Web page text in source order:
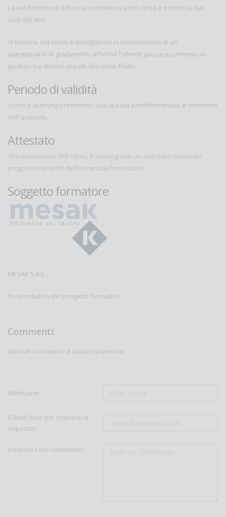
La valutazione di efficacia complessiva del corso è espressa dal
voto del test.
Al termine del corso è obbligatoria la compilazione di un
questionario di gradimento affinché l'utente possa esprimere un
giudizio sui diversi aspetti del corso fruito.
Periodo di validità
I corsi e-learning prevedono una durata predeterminata al momento
dell'acquisto.
Attestato
Alla conclusione del corso, è consegnato un attestato numerato
progressivamente dell'avvenuta formazione.
Soggetto formatore
MESAK S.R.L.
Responsabile del progetto formativo:
Commenti:
Nessun commento è ancora presente.
Nickname:
E-Mail (solo per ricevere le
risposte)
Inserisci il tuo commento: